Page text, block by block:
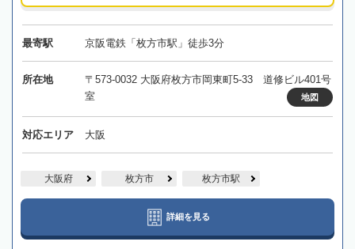
最寄駅 京阪電鉄「枚方市駅」徒歩3分
所在地
〒573-0032 大阪府枚方市岡東町5-33 道修ビル401号
室
地図
対応エリア 大阪
大阪府 枚方市 枚方市駅
詳細を見る